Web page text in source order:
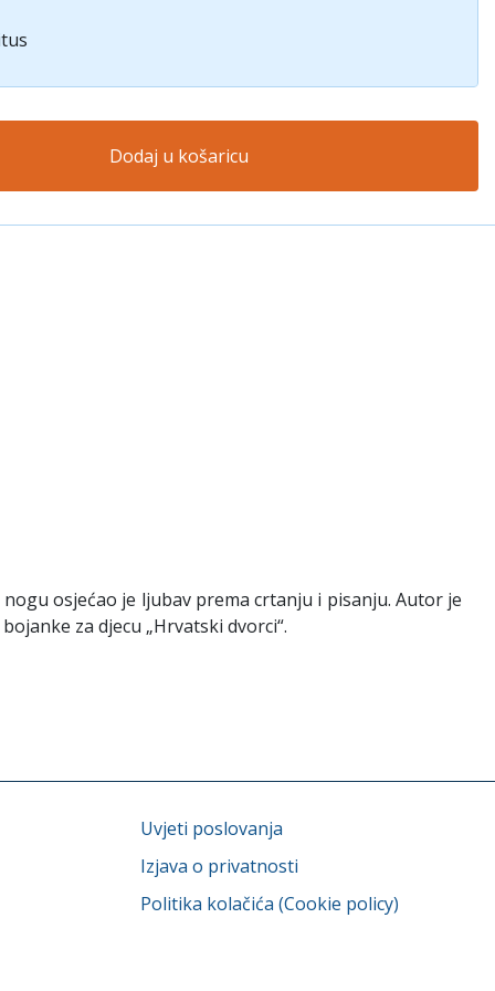
Dodaj u košaricu
osjećao je ljubav prema crtanju i pisanju. Autor je
za djecu „Hrvatski dvorci“.
Uvjeti poslovanja
Izjava o privatnosti
Politika kolačića (Cookie policy)